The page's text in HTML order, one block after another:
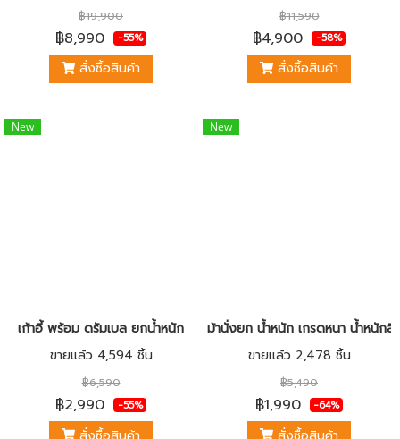
฿19,900
฿8,990 -55%
สั่งซื้อสินค้า
฿11,590
฿4,900 -58%
สั่งซื้อสินค้า
New
เก้าอี้ พร้อม ดรัมเบล ยกน้ำหนัก
ขายแล้ว 4,594 ชิ้น
฿6,590
฿2,990 -55%
New
ม้านั่งยก น้ำหนัก เกรดหนา น้ำหนักสิ
ขายแล้ว 2,478 ชิ้น
฿5,490
฿1,990 -64%